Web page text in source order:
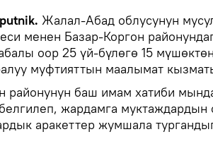
Жалал-Абад облусунун
менен Базар-Коргон
оор 25 үй-бүлөгө 15
муфтияттын маалымат
районунун баш имам хатиби
жардамга муктаждардын
аракеттер жумшала